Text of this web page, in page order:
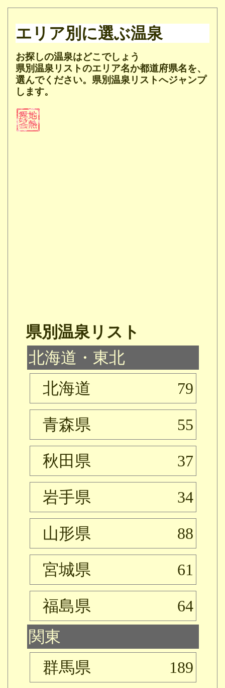
エリア別に選ぶ温泉
お探しの温泉はどこでしょう
県別温泉リストのエリア名か都道府県名を、
選んでください。県別温泉リストへジャンプ
します。
県別温泉リスト
北海道・東北
北海道
79
青森県
55
秋田県
37
岩手県
34
山形県
88
宮城県
61
福島県
64
関東
群馬県
189